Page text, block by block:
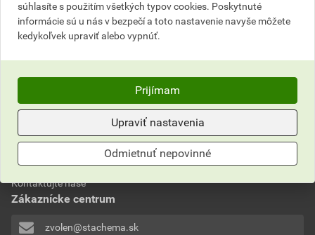
Katalóg Stachema 2025
Pozrite si nový katalóg produktov Stachema 2025
Neviete si rady?
Často kladené otázky
Kontaktujte naše
Zákaznícke centrum
zvolen@stachema.sk
súhlasíte s použitím všetkých typov cookies. Poskytnuté
informácie sú u nás v bezpečí a toto nastavenie navyše môžete
kedykoľvek upraviť alebo vypnúť.
Prijímam
Upraviť nastavenia
Odmietnuť nepovinné